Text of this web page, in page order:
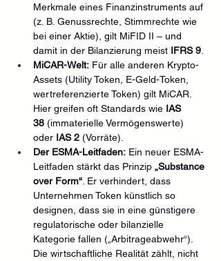
Merkmale eines Finanzinstruments auf
(z. B. Genussrechte, Stimmrechte wie
bei einer Aktie), gilt MiFID II – und
damit in der Bilanzierung meist IFRS 9
MiCAR-Welt: Für alle anderen Krypto-
Assets (Utility Token, E-Geld-Token,
wertreferenzierte Token) gilt MiCAR.
Hier greifen oft Standards wie IAS
38 (immaterielle Vermögenswerte)
oder IAS 2 (Vorräte).
Der ESMA-Leitfaden: Ein neuer ESMA-
Leitfaden stärkt das Prinzip „Substance
over Form“ . Er verhindert, dass
Unternehmen Token künstlich so
designen, dass sie in eine günstigere
regulatorische oder bilanzielle
Kategorie fallen („Arbitrageabwehr“).
Die wirtschaftliche Realität zählt, nicht